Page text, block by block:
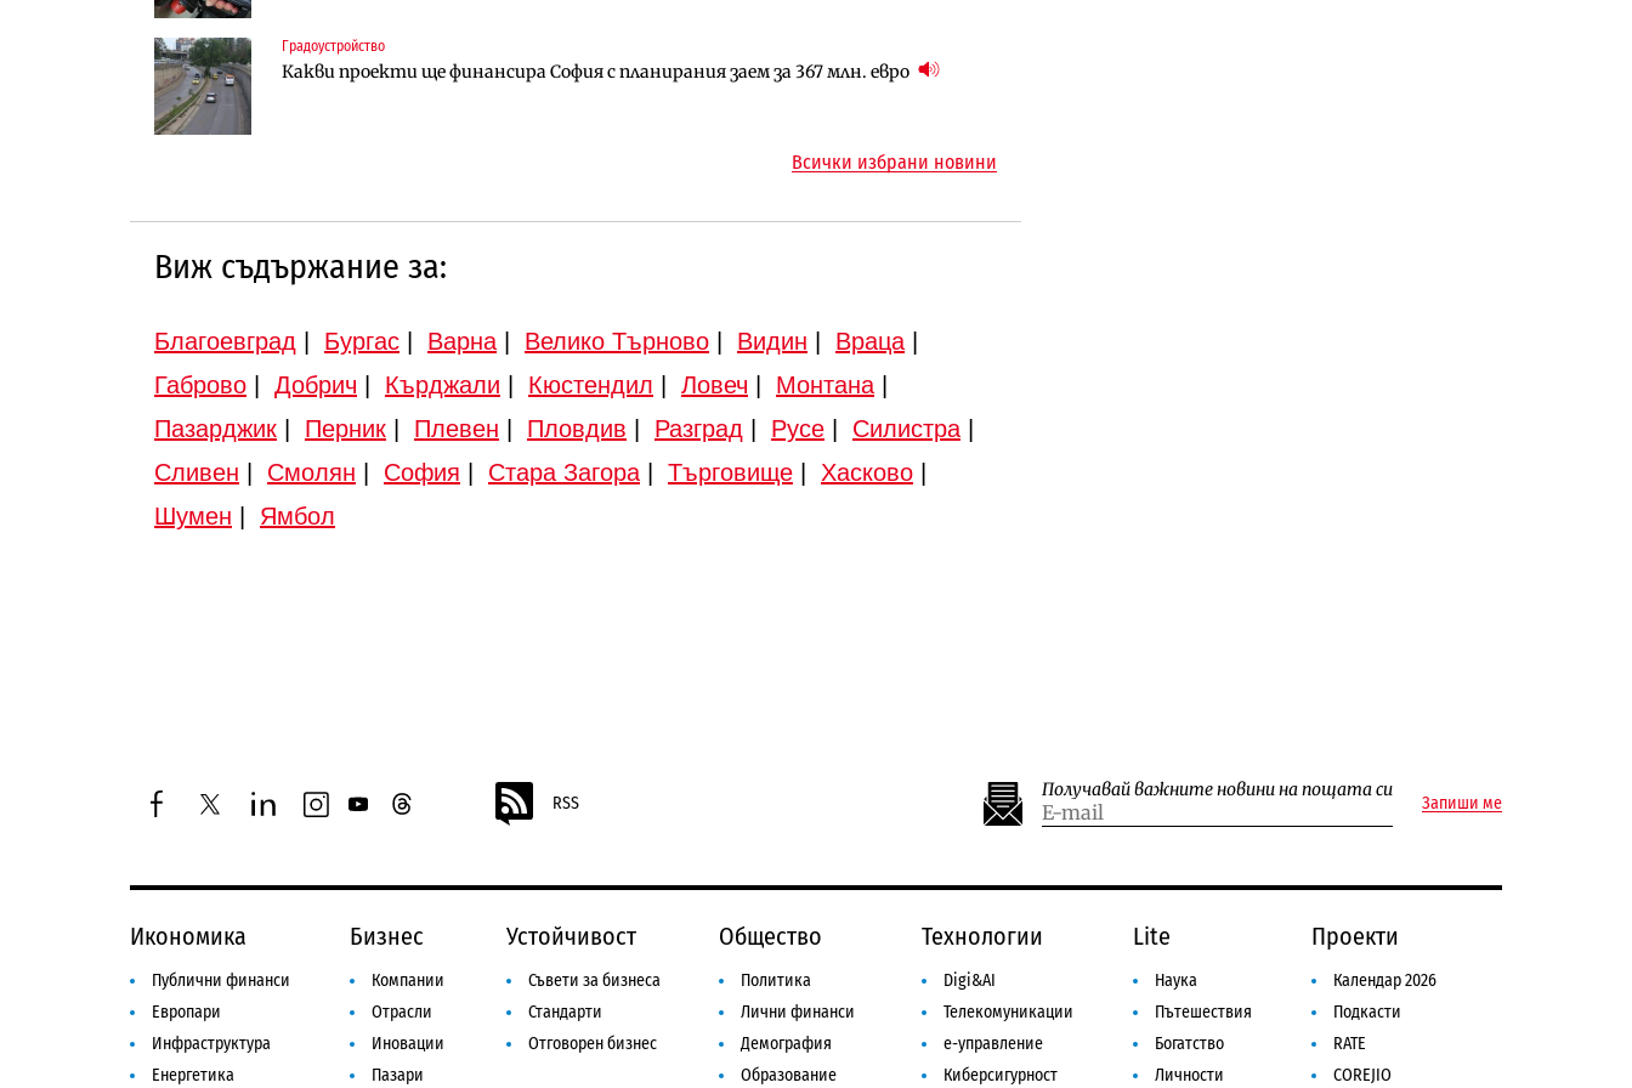
Градоустройство
Какви проекти ще финансира София с планирания заем за 367 млн. евро
Градоустройство
Шест кандидата с интерес към надзора на двете метростанции в „Люлин“
Публични финанси
Регионалният министър поема „на ръчно управление“ общинската
Всички избрани новини
Виж съдържание за:
Благоевград Бургас Варна Велико Търново Видин Враца
Габрово
Добрич Кърджали Кюстендил Ловеч Монтана
Пазарджик
Перник Плевен Пловдив Разград Русе Силистра
Сливен
Смолян София Стара Загора Търговище Хасково
Шумен
Ямбол
facebooktwitterlinkedininstagram
youtubethreads RSS
Получавай важните новини на пощата си
Запиши ме
Икономика
Публични финанси
Европари
Инфраструктура
Енергетика
Бизнес
Компании
Отрасли
Иновации
Пазари
Устойчивост
Съвети за бизнеса
Стандарти
Отговорен бизнес
Общество
Политика
Лични финанси
Демография
Образование
Технологии
Digi&AI
Телекомуникации
е-управление
Киберсигурност
Lite
Наука
Пътешествия
Богатство
Личности
Проекти
Календар 2026
Подкасти
RATE
COREJIO